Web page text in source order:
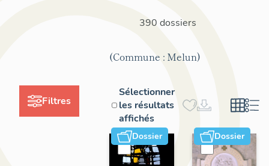
Filtres
390 dossiers
(Commune : Melun)
Sélectionner
les résultats
affichés
Dossier Dossier